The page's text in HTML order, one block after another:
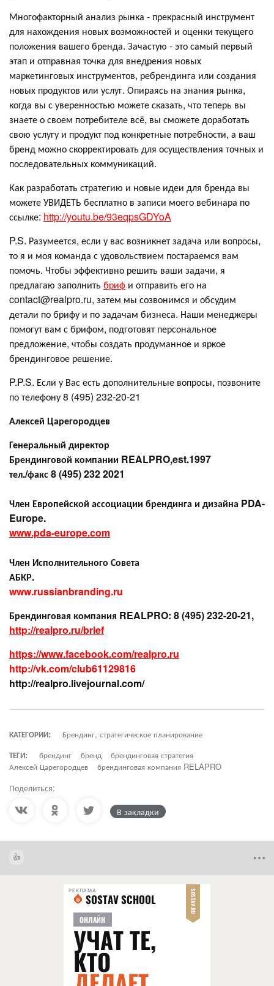
Многофакторный анализ рынка - прекрасный инструмент
для нахождения новых возможностей и оценки текущего
положения вашего бренда. Зачастую - это самый первый
этап и отправная точка для внедрения новых
маркетинговых инструментов, ребрендинга или создания
новых продуктов или услуг. Опираясь на знания рынка,
когда вы с уверенностью можете сказать, что теперь вы
знаете о своем потребителе всё, вы сможете доработать
свою услугу и продукт под конкретные потребности, а ваш
бренд можно скорректировать для осуществления точных и
последовательных коммуникаций.
Как разработать стратегию и новые идеи для бренда вы
можете УВИДЕТЬ бесплатно в записи моего вебинара по
ссылке: http://youtu.be/93eqpsGDYoA
P.S. Разумеется, если у вас возникнет задача или вопросы,
то я и моя команда с удовольствием постараемся вам
помочь. Чтобы эффективно решить ваши задачи, я
предлагаю заполнить бриф и отправить его на
contact@realpro.ru, затем мы созвонимся и обсудим
детали по брифу и по задачам бизнеса. Наши менеджеры
помогут вам с брифом, подготовят персональное
предложение, чтобы создать продуманное и яркое
брендинговое решение.
P.P.S. Если у Вас есть дополнительные вопросы, позвоните
по телефону 8 (495) 232-20-21
Алексей Царегородцев
Генеральный директор
Брендинговой компании REALPRO,est.1997
тел./факс 8 (495) 232 2021
Член Европейской ассоциации брендинга и дизайна PDA-
Europe.
www.pda-europe.com
Член Исполнительного Совета
АБКР.
www.russianbranding.ru
Брендинговая компания REALPRO: 8 (495) 232-20-21,
http://realpro.ru/brief
https://www.facebook.com/realpro.ru
http://vk.com/club61129816
http://realpro.livejournal.com/
КАТЕГОРИИ:
Брендинг, стратегическое планирование
ТЕГИ:
брендинг бренд
брендинговая стратегия
Алексей Царегородцев
брендинговая компания RELAPRO
Поделиться:
В закладки
РЕКЛАМА